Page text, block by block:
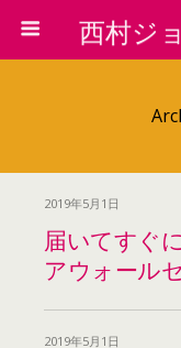
2019年5月1日
届いてすぐ
アウォール
2019年5月1日